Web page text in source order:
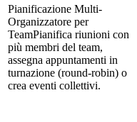
Pianificazione Multi-
Organizzatore per
TeamPianifica riunioni con
più membri del team,
assegna appuntamenti in
turnazione (round-robin) o
crea eventi collettivi.